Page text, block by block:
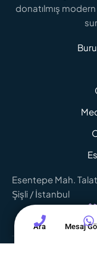
Ara Mesaj
donatılmış
Esentepe Mah.
Şişli / İstanbul